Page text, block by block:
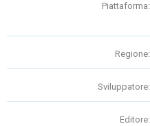
Piattaforma:
Regione:
Sviluppatore:
Editore: